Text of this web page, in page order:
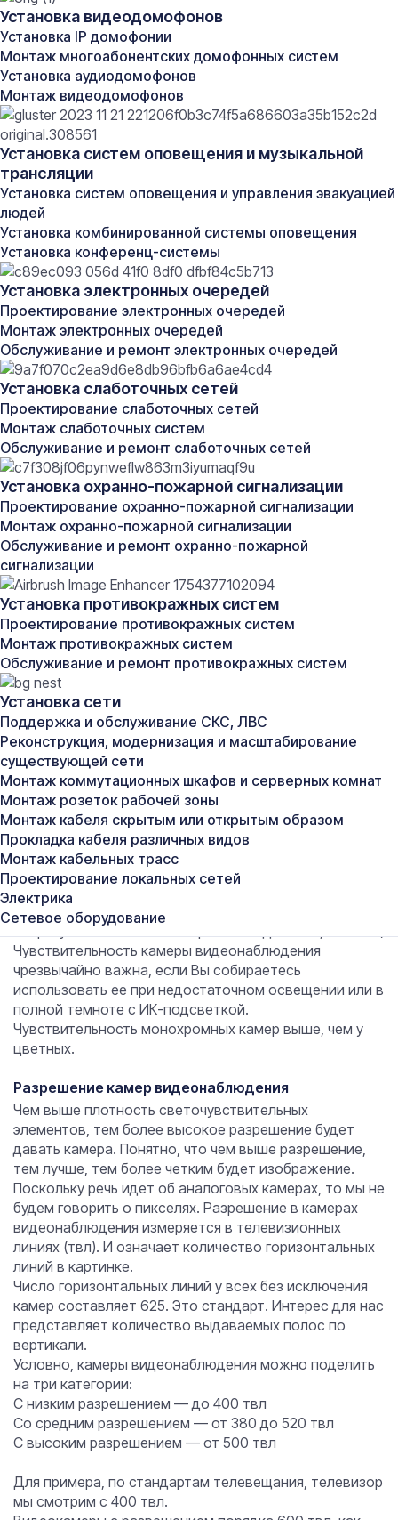
Установка видеодомофонов
Установка IP домофонии
Монтаж многоабонентских домофонных систем
Установка аудиодомофонов
Монтаж видеодомофонов
Установка систем оповещения и музыкальной
трансляции
Установка систем оповещения и управления эвакуацией
людей
Установка комбинированной системы оповещения
Установка конференц-системы
Установка электронных очередей
Проектирование электронных очередей
Монтаж электронных очередей
Обслуживание и ремонт электронных очередей
Установка слаботочных сетей
Проектирование слаботочных сетей
Монтаж слаботочных систем
Обслуживание и ремонт слаботочных сетей
Установка охранно-пожарной сигнализации
Проектирование охранно-пожарной сигнализации
Монтаж охранно-пожарной сигнализации
Обслуживание и ремонт охранно-пожарной
сигнализации
Установка противокражных систем
Проектирование противокражных систем
Монтаж противокражных систем
Обслуживание и ремонт противокражных систем
Установка сети
Поддержка и обслуживание СКС, ЛВС
Реконструкция, модернизация и масштабирование
существующей сети
Монтаж коммутационных шкафов и серверных комнат
Монтаж розеток рабочей зоны
Монтаж кабеля скрытым или открытым образом
Прокладка кабеля различных видов
Монтаж кабельных трасс
Проектирование локальных сетей
Электрика
Сетевое оборудование
Да, действительно, черно-белая камера
видеонаблюдения — достаточно бюджетный
вариант. Кроме того, монохромные камеры
видеонаблюдения имеют лучшую разрешающую
способность и чувствительность по сравнению с
цветными. Благодаря этой особенности мы получаем
более четкое и ясное изображение.
Монохромные камеры видеонаблюдения выбирают
как экономичный и доступный вариант. Смотрите
типовые решения камер видеонаблюдения на нашем
сайте.
Насколько важной является цветность объекта
видеонаблюдения — решать Вам. Отметим лишь, что
сейчас все большее распространение получают, так
называемые камеры «День/Ночь», которые при
наступлении темноты переходят с цветного на
черно-белый режим съемки.
Уличная камера видеонаблюдения или для
помещения?
Уличные камеры видеонаблюдения имеют
герметичный корпус, приспособленный для высокой
влажности и способны работать в широком
диапазоне температур. Порой уличные камеры
видеонаблюдения оборудованы системой
антивандальной устойчивости. Например, в на
складе.
Чувствительность камеры видеонаблюдения
Чувствительность камеры указывает на минимальную
степень освещенности объекта наблюдения, при
котором камера способна нормально видеть. В
характеристиках камер видеонаблюдения всегда
указывается минимальный уровень освещенности,
при котором камера еще видит. Уровень
освещенности измеряется в Люксах (лк).
Соответственно, чем ярче освещен объект, тем
больше лк.
Чувствительность в 0,05-0,1 лк считается средней для
камер. В этом случае камеры работают при дневном
уличном освещении, а также в освещенных
помещениях (офис, магазин, супермаркет, отель и
т.п.). Ночью они практически слепнут.
При использовании в условиях слабой освещенности
подойдут камеры видеонаблюдения с
чувствительностью 0,001-0,01 лк.
При любом уровне освещенности работают
сверхчувствительные камеры наблюдения (0, 0005 лк)
Чувствительность камеры видеонаблюдения
чрезвычайно важна, если Вы собираетесь
использовать ее при недостаточном освещении или в
полной темноте с ИК-подсветкой.
Чувствительность монохромных камер выше, чем у
цветных.
Разрешение камер видеонаблюдения
Чем выше плотность светочувствительных
элементов, тем более высокое разрешение будет
давать камера. Понятно, что чем выше разрешение,
тем лучше, тем более четким будет изображение.
Поскольку речь идет об аналоговых камерах, то мы не
будем говорить о пикселях. Разрешение в камерах
видеонаблюдения измеряется в телевизионных
линиях (твл). И означает количество горизонтальных
линий в картинке.
Число горизонтальных линий у всех без исключения
камер составляет 625. Это стандарт. Интерес для нас
представляет количество выдаваемых полос по
вертикали.
Условно, камеры видеонаблюдения можно поделить
на три категории:
С низким разрешением — до 400 твл
Со средним разрешением — от 380 до 520 твл
С высоким разрешением — от 500 твл
Для примера, по стандартам телевещания, телевизор
мы смотрим с 400 твл.